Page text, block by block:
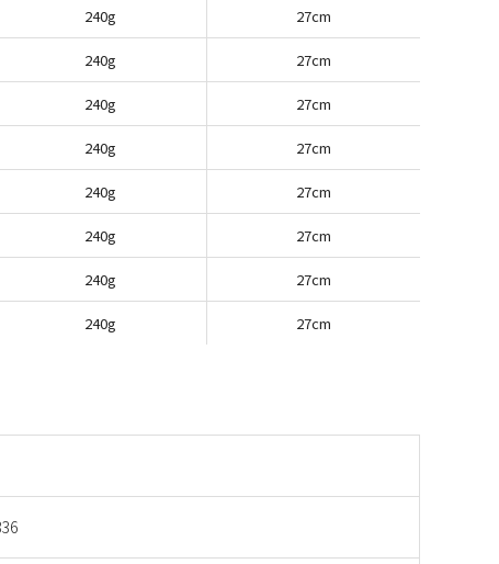
240g 27cm
240g 27cm
240g 27cm
240g 27cm
240g 27cm
240g 27cm
240g 27cm
240g 27cm